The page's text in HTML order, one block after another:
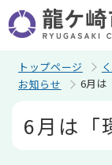
の
ペ
トップページ
お知らせ
6月は
6月は「